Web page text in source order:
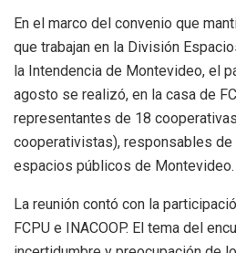
En el marco del convenio que
que trabajan en la División
la Intendencia de Montevideo, el
agosto se realizó, en la casa de
representantes de 18
cooperativistas), responsables
espacios públicos de Montevideo.
La reunión contó con la
FCPU e INACOOP. El tema del